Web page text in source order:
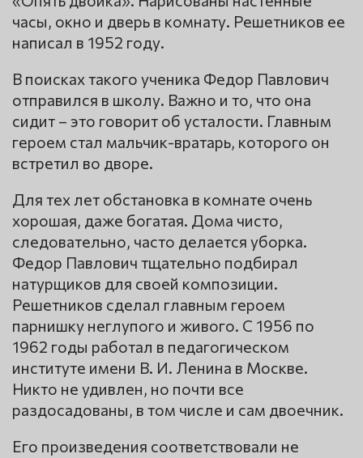
часы, окно и дверь в комнату. Решетников ее
написал в 1952 году.
В поисках такого ученика Федор Павлович
отправился в школу. Важно и то, что она
сидит – это говорит об усталости. Главным
героем стал мальчик-вратарь, которого он
встретил во дворе.
Для тех лет обстановка в комнате очень
хорошая, даже богатая. Дома чисто,
следовательно, часто делается уборка.
Федор Павлович тщательно подбирал
натурщиков для своей композиции.
Решетников сделал главным героем
парнишку неглупого и живого. С 1956 по
1962 годы работал в педагогическом
институте имени В. И. Ленина в Москве.
Никто не удивлен, но почти все
раздосадованы, в том числе и сам двоечник.
Его произведения соответствовали не